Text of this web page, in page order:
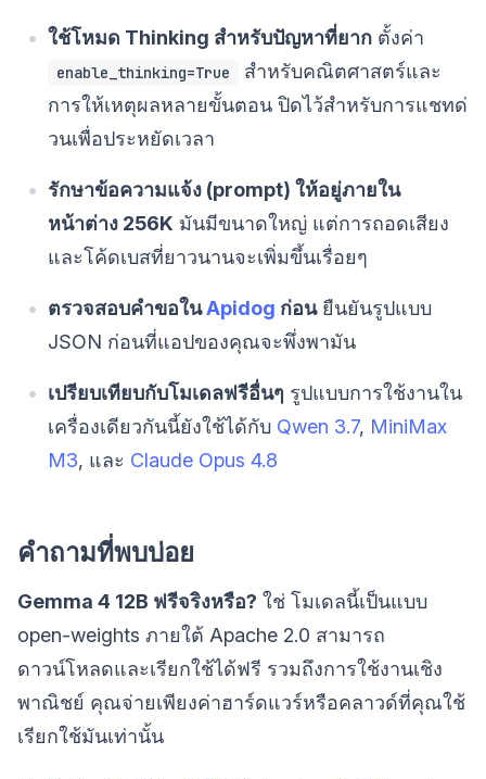
ใช้โหมด Thinking สำหรับปัญหาที่ยาก ตั้งค่า
enable_thinking=True
สำหรับคณิตศาสตร์และ
การให้เหตุผลหลายขั้นตอน ปิดไว้สำหรับการแชทด่
วนเพื่อประหยัดเวลา
รักษาข้อความแจ้ง (prompt) ให้อยู่ภายใน
หน้าต่าง 256K มันมีขนาดใหญ่ แต่การถอดเสียง
และโค้ดเบสที่ยาวนานจะเพิ่มขึ้นเรื่อยๆ
ตรวจสอบคำขอในApidog ก่อนยืนยันรูปแบบ
JSON ก่อนที่แอปของคุณจะพึ่งพามัน
เปรียบเทียบกับโมเดลฟรีอื่นๆ รูปแบบการใช้งานใน
เครื่องเดียวกันนี้ยังใช้ได้กับ Qwen 3.7, MiniMax
M3, และ Claude Opus 4.8
คำถามที่พบบ่อย
Gemma 4 12B ฟรีจริงหรือ? ใช่ โมเดลนี้เป็นแบบ
open-weights ภายใต้ Apache 2.0 สามารถ
ดาวน์โหลดและเรียกใช้ได้ฟรี รวมถึงการใช้งานเชิง
พาณิชย์ คุณจ่ายเพียงค่าฮาร์ดแวร์หรือคลาวด์ที่คุณใช้
เรียกใช้มันเท่านั้น